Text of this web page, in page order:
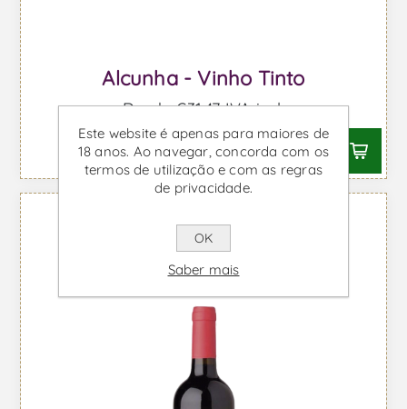
Alcunha - Vinho Tinto
Desde €31,47 IVA incl.
Este website é apenas para maiores de
18 anos. Ao navegar, concorda com os
termos de utilização e com as regras
de privacidade.
OK
Saber mais